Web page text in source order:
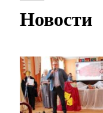
Новости